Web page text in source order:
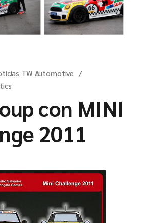
TW Automotive
con MINI
2011